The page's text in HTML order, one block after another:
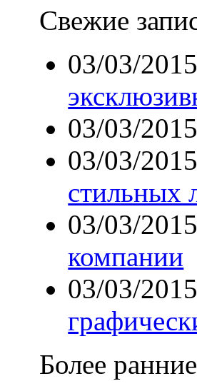
Свежие
03/03/
03/03/
03/03/
стильных
03/03/
компании
03/03/
Более